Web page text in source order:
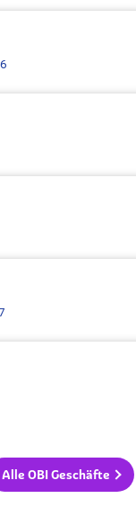
Alle OBI Geschäfte